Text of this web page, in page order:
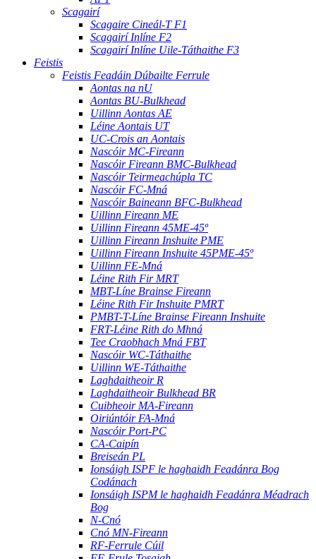
Scagairí
Scagaire Cineál-T F1
Scagairí Inlíne F2
Scagairí Inlíne Uile-Táthaithe F3
Feistis
Feistis Feadáin Dúbailte Ferrule
Aontas na nU
Aontas BU-Bulkhead
Uillinn Aontas AE
Léine Aontais UT
UC-Crois an Aontais
Nascóir MC-Fireann
Nascóir Fireann BMC-Bulkhead
Nascóir Teirmeachúpla TC
Nascóir FC-Mná
Nascóir Baineann BFC-Bulkhead
Uillinn Fireann ME
Uillinn Fireann 45ME-45º
Uillinn Fireann Inshuite PME
Uillinn Fireann Inshuite 45PME-45º
Uillinn FE-Mná
Léine Rith Fir MRT
MBT-Líne Brainse Fireann
Léine Rith Fir Inshuite PMRT
PMBT-T-Líne Brainse Fireann Inshuite
FRT-Léine Rith do Mhná
Tee Craobhach Mná FBT
Nascóir WC-Táthaithe
Uillinn WE-Táthaithe
Laghdaitheoir R
Laghdaitheoir Bulkhead BR
Cuibheoir MA-Fireann
Oiriúntóir FA-Mná
Nascóir Port-PC
CA-Caipín
Breiseán PL
Ionsáigh ISPF le haghaidh Feadánra Bog
Codánach
Ionsáigh ISPM le haghaidh Feadánra Méadrach
Bog
N-Cnó
Cnó MN-Fireann
RF-Ferrule Cúil